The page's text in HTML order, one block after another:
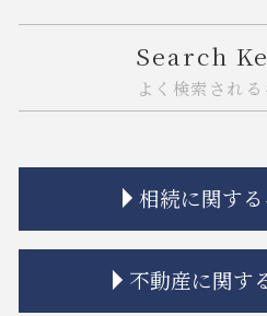
Search
よく検索され
相続に関す
相続 調停 流れ不動産に関す